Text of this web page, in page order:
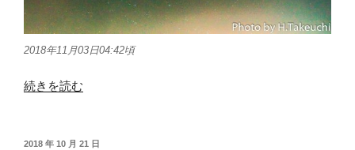
2018年11月03日04:42頃
“2018
月
続きを読む
投
2018 年 10 月 21 日